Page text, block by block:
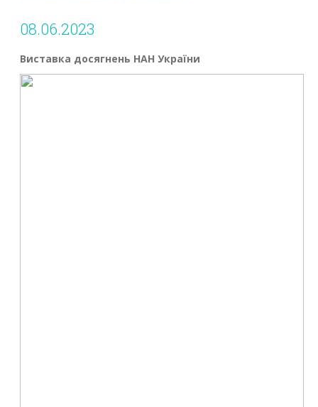
08.06.2023
Виставка досягнень НАН України